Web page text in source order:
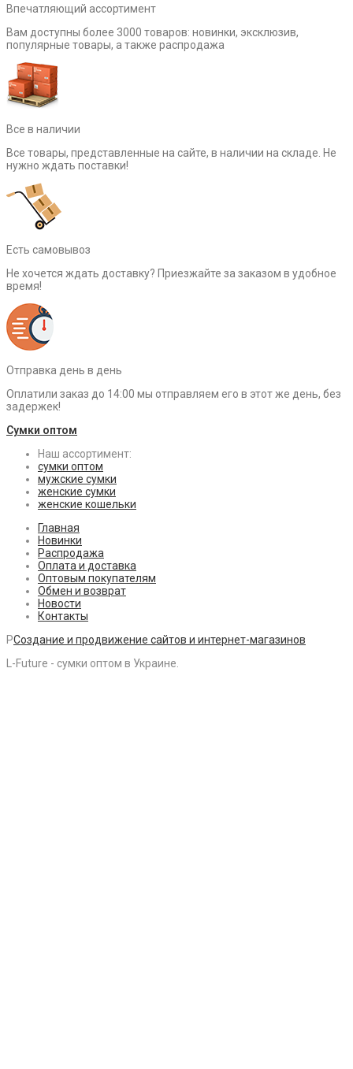
Впечатляющий ассортимент
Вам доступны более 3000 товаров: новинки, эксклюзив,
популярные товары, а также распродажа
Все в наличии
Все товары, представленные на сайте, в наличии на складе. Не
нужно ждать поставки!
Есть самовывоз
Не хочется ждать доставку? Приезжайте за заказом в удобное
время!
Отправка день в день
Оплатили заказ до 14:00 мы отправляем его в этот же день, без
задержек!
Сумки оптом
Наш ассортимент:
сумки оптом
мужские сумки
женские сумки
женские кошельки
Главная
Новинки
Распродажа
Оплата и доставка
Оптовым покупателям
Обмен и возврат
Новости
Контакты
PСоздание и продвижение сайтов и интернет-магазинов
L-Future - сумки оптом в Украине.